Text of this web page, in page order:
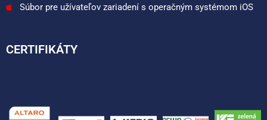
Súbor pre užívateľov zariadení s operačným systémom iOS
CERTIFIKÁTY